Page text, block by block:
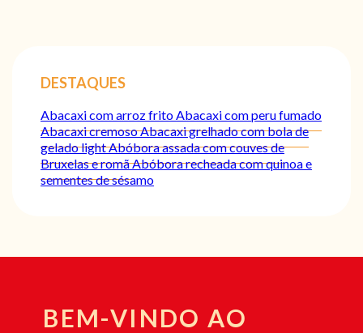
DESTAQUES
Abacaxi com arroz fritoAbacaxi com peru fumado
Abacaxi cremosoAbacaxi grelhado com bola de
gelado lightAbóbora assada com couves de
Bruxelas e romãAbóbora recheada com quinoa e
sementes de sésamo
BEM-VINDO AO